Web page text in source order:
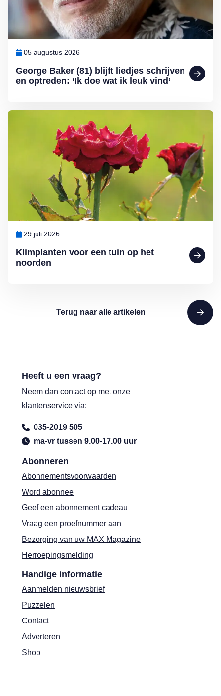
George Baker (81) blijft liedjes schrijven
en optreden: ‘Ik doe wat ik leuk vind’
05 augustus 2026
Klimplanten voor een tuin op het
noorden
29 juli 2026
Lees meer over Klimplanten voor een tuin op het noorden
Terug naar alle artikelen
Abonneren
Abonnementsvoorwaarden
Word abonnee
Geef een abonnement cadeau
Vraag een proefnummer aan
Bezorging van uw MAX Magazine
Herroepingsmelding
Handige informatie
Aanmelden nieuwsbrief
Puzzelen
Contact
Adverteren
Shop
Heeft u een vraag?
Neem dan contact op met onze
klantenservice via:
035-2019 505
ma-vr tussen 9.00-17.00 uur